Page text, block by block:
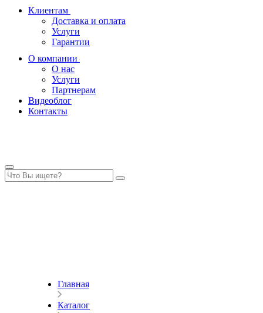
Клиентам
Доставка и оплата
Услуги
Гарантии
О компании
О нас
Услуги
Партнерам
Видеоблог
Контакты
Главная
Каталог